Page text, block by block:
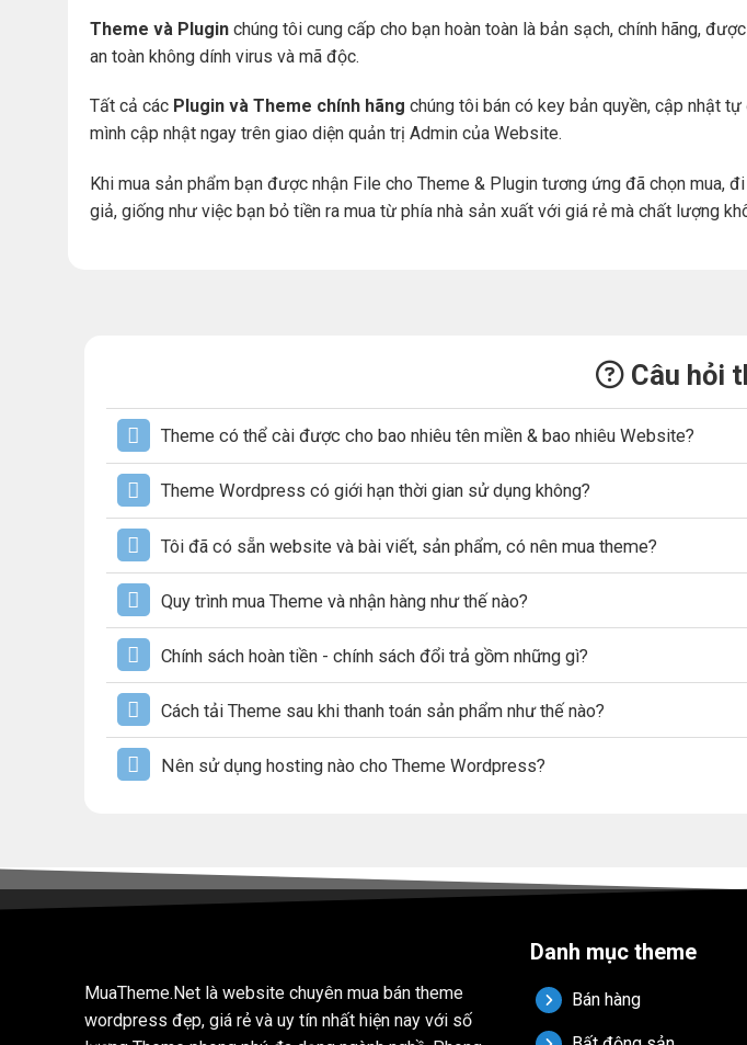
Theme và Plugin chúng tôi cung cấp cho bạn hoàn toàn là bản sạch, chính hãng,
an toàn không dính virus và mã độc.
Tất cả các Plugin và Theme chính hãng chúng tôi bán có key bản quyền, cập nhật
mình cập nhật ngay trên giao diện quản trị Admin của Website.
Khi mua sản phẩm bạn được nhận File cho Theme & Plugin tương ứng đã chọn mua,
giả, giống như việc bạn bỏ tiền ra mua từ phía nhà sản xuất với giá rẻ mà chất lượng
Câu hỏi
Theme có thể cài được cho bao nhiêu tên miền & bao nhiêu Website?
Theme Wordpress có giới hạn thời gian sử dụng không?
Tôi đã có sẵn website và bài viết, sản phẩm, có nên mua theme?
Quy trình mua Theme và nhận hàng như thế nào?
Chính sách hoàn tiền - chính sách đổi trả gồm những gì?
Cách tải Theme sau khi thanh toán sản phẩm như thế nào?
Nên sử dụng hosting nào cho Theme Wordpress?
MuaTheme.Net là website chuyên mua bán theme
wordpress đẹp, giá rẻ và uy tín nhất hiện nay với số
Danh mục theme
Bán hàng